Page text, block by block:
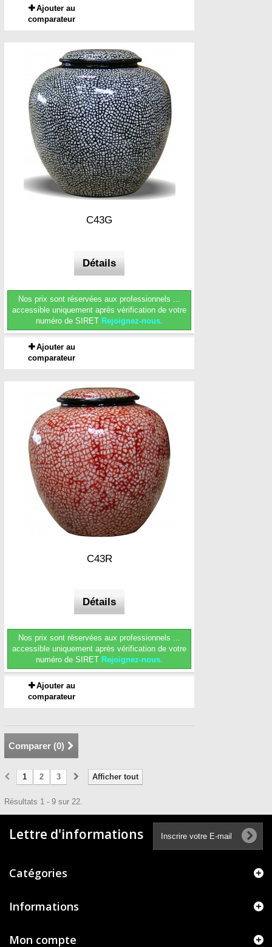
Ajouter au
comparateur
C43G
Détails
Nos prix sont réservées aux professionnels ...
accessible uniquement après vérification de votre
numéro de SIRET Rejoignez-nous.
Ajouter au
comparateur
C43R
Détails
Nos prix sont réservées aux professionnels ...
accessible uniquement après vérification de votre
numéro de SIRET Rejoignez-nous.
Ajouter au
comparateur
Comparer (0)
Afficher tout
1 2 3
Résultats 1 - 9 sur 22.
Lettre d'informations
Catégories
Informations
Mon compte